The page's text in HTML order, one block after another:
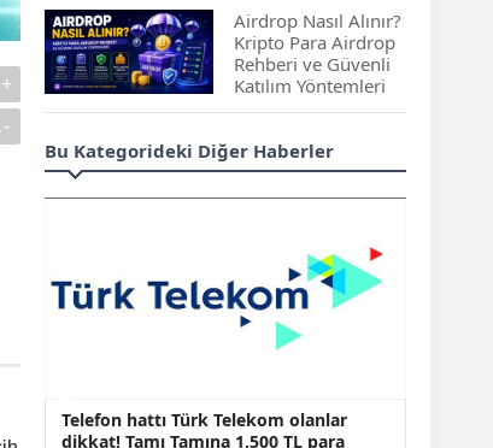
Airdrop Nasıl Alınır?
Kripto Para Airdrop
Rehberi ve Güvenli
Katılım Yöntemleri
Spot ve Vadeli İşlem
Arasındaki Farklar |
İçin Daha Uygun?
ABD-İran Anlaşması
Sonrası Altın Rekora
Koştu, Petrol
Fiyatları Sert Düştü
Memur, Emekli ve
Bu Kategorideki Diğer Haberler
Telefon hattı Türk Telekom olanlar
dikkat! Tamı Tamına 1.500 TL para